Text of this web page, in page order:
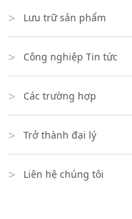
Lưu trữ sản phẩm
Công nghiệp Tin tức
Các trường hợp
Trở thành đại lý
Liên hệ chúng tôi